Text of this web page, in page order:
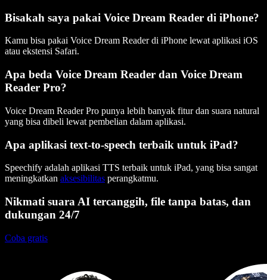
Bisakah saya pakai Voice Dream Reader di iPhone?
Kamu bisa pakai Voice Dream Reader di iPhone lewat aplikasi iOS
atau ekstensi Safari.
Apa beda Voice Dream Reader dan Voice Dream
Reader Pro?
Voice Dream Reader Pro punya lebih banyak fitur dan suara natural
yang bisa dibeli lewat pembelian dalam aplikasi.
Apa aplikasi text-to-speech terbaik untuk iPad?
Speechify adalah aplikasi TTS terbaik untuk iPad, yang bisa sangat
meningkatkan aksesibilitas perangkatmu.
Nikmati suara AI tercanggih, file tanpa batas, dan
dukungan 24/7
Coba gratis